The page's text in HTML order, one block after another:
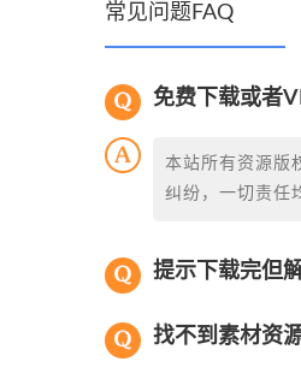
常见问题FAQ
免费下载或者
本站所有资源版
纠纷，一切责任
提示下载完但
找不到素材资